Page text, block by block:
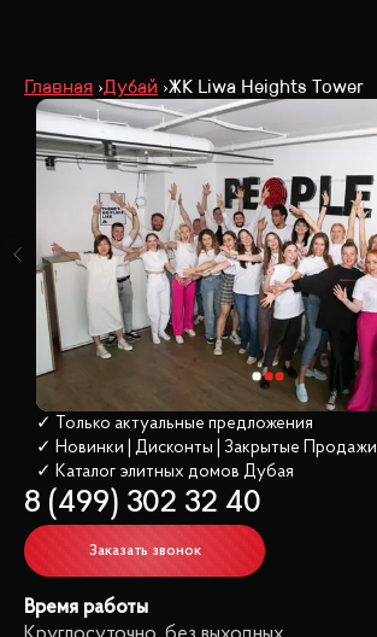
Главная Дубай ЖК Liwa Heights Tower
✓ Только актуальные предложения
✓ Новинки | Дисконты | Закрытые Продажи
✓ Каталог элитных домов Дубая
8 (499) 302 32 40
Заказать звонок
Время работы